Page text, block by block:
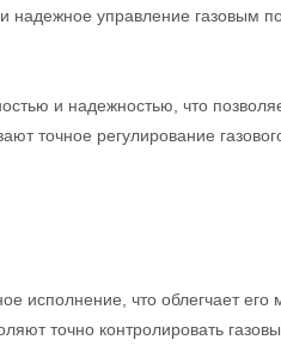
надежное управление газовым
и надежностью, что
точное регулирование
исполнение, что облегчает его
точно контролировать